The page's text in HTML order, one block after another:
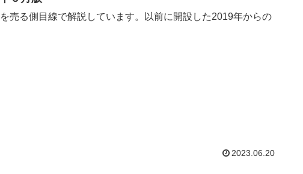
売る側目線で解説しています。以前に開設した2019年からの
2023.06.20